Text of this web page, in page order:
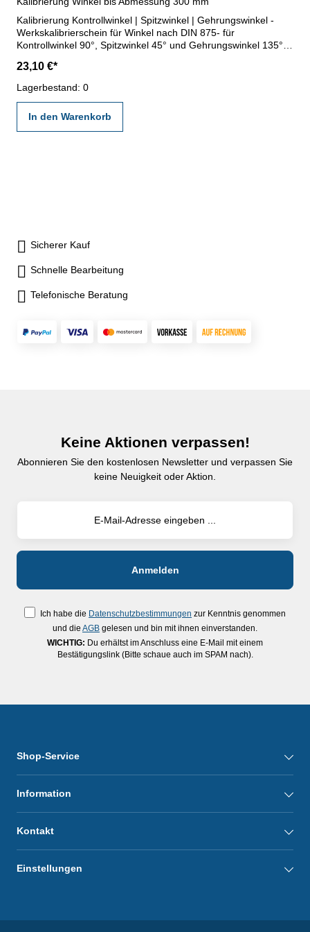
Kalibrierung Kontrollwinkel | Spitzwinkel | Gehrungswinkel -
Werkskalibrierschein für Winkel nach DIN 875- für
Kontrollwinkel 90°, Spitzwinkel 45° und Gehrungswinkel 135°
den gültigen Vorschriften von VDI/VDE/DGQ 2618 oder nach
angegebenen Werksnormen
23,10 €*
Lagerbestand: 0
In den Warenkorb
Sicherer Kauf
Schnelle Bearbeitung
Telefonische Beratung
Keine Aktionen verpassen!
Abonnieren Sie den kostenlosen Newsletter und verpassen Sie
keine Neuigkeit oder Aktion.
Ich habe die Datenschutzbestimmungen zur Kenntnis genommen
und die AGB gelesen und bin mit ihnen einverstanden.
WICHTIG: Du erhältst im Anschluss eine E-Mail mit einem
Bestätigungslink (Bitte schaue auch im SPAM nach).
Shop-Service
Information
Kontakt
Einstellungen